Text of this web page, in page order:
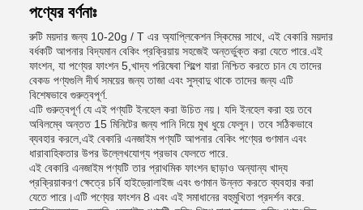
পণ্যের বর্ণনাঃ
রুটি ময়দার জন্য 10-20g / T এর অ্যাপ্লিকেশন স্কিমের সাথে, এই বেকারি ময়দার
বর্ধকটি আপনার বিদ্যমান বেকিং প্রক্রিয়ায় সহজেই অন্তর্ভুক্ত করা যেতে পারে.এই
ফাংশন, যা পণ্যের ফাংশন 5,খাদ্য পরিষেবা শিল্পে যারা নিশ্চিত করতে চান যে তাদের
বেকড পণ্যগুলি দীর্ঘ সময়ের জন্য তাজা এবং সুস্বাদু থাকে তাদের জন্য এটি
বিশেষভাবে গুরুত্বপূর্ণ.
এটি গুরুত্বপূর্ণ যে এই পণ্যটি ইনহেল করা উচিত নয়। যদি ইনহেল করা হয় তবে
অবিলম্বে অন্তত 15 মিনিটের জন্য পানি দিয়ে মুখ ধুয়ে ফেলুন। তবে সঠিকভাবে
ব্যবহার করলে,এই বেকারি এনজাইম পণ্যটি আপনার বেকিং পণ্যের গুণমান এবং
ধারাবাহিকতার উপর উল্লেখযোগ্য প্রভাব ফেলতে পারে.
এই বেকারি এনজাইম পণ্যটি তার প্রাথমিক ফাংশন ছাড়াও অন্যান্য খাদ্য
প্রক্রিয়াকরণ ক্ষেত্রে চর্বি হাইড্রোলাইজ এবং গুণমান উন্নত করতে ব্যবহার করা
যেতে পারে।এটি পণ্যের ফাংশন 8 এবং এই সমাধানের বহুমুখিতা প্রদর্শন করে.